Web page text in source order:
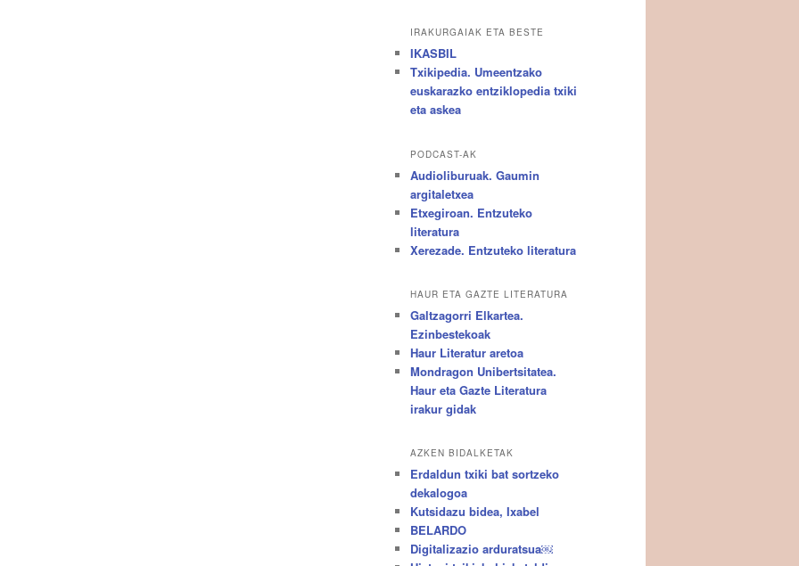
IRAKURGAIAK ETA BESTE
IKASBIL
Txikipedia. Umeentzako
euskarazko entziklopedia txiki
eta askea
PODCAST-AK
Audioliburuak. Gaumin
argitaletxea
Etxegiroan. Entzuteko
literatura
Xerezade. Entzuteko literatura
HAUR ETA GAZTE LITERATURA
Galtzagorri Elkartea.
Ezinbestekoak
Haur Literatur aretoa
Mondragon Unibertsitatea.
Haur eta Gazte Literatura
irakur gidak
AZKEN BIDALKETAK
Erdaldun txiki bat sortzeko
dekalogoa
Kutsidazu bidea, Ixabel
BELARDO
Digitalizazio arduratsua￼